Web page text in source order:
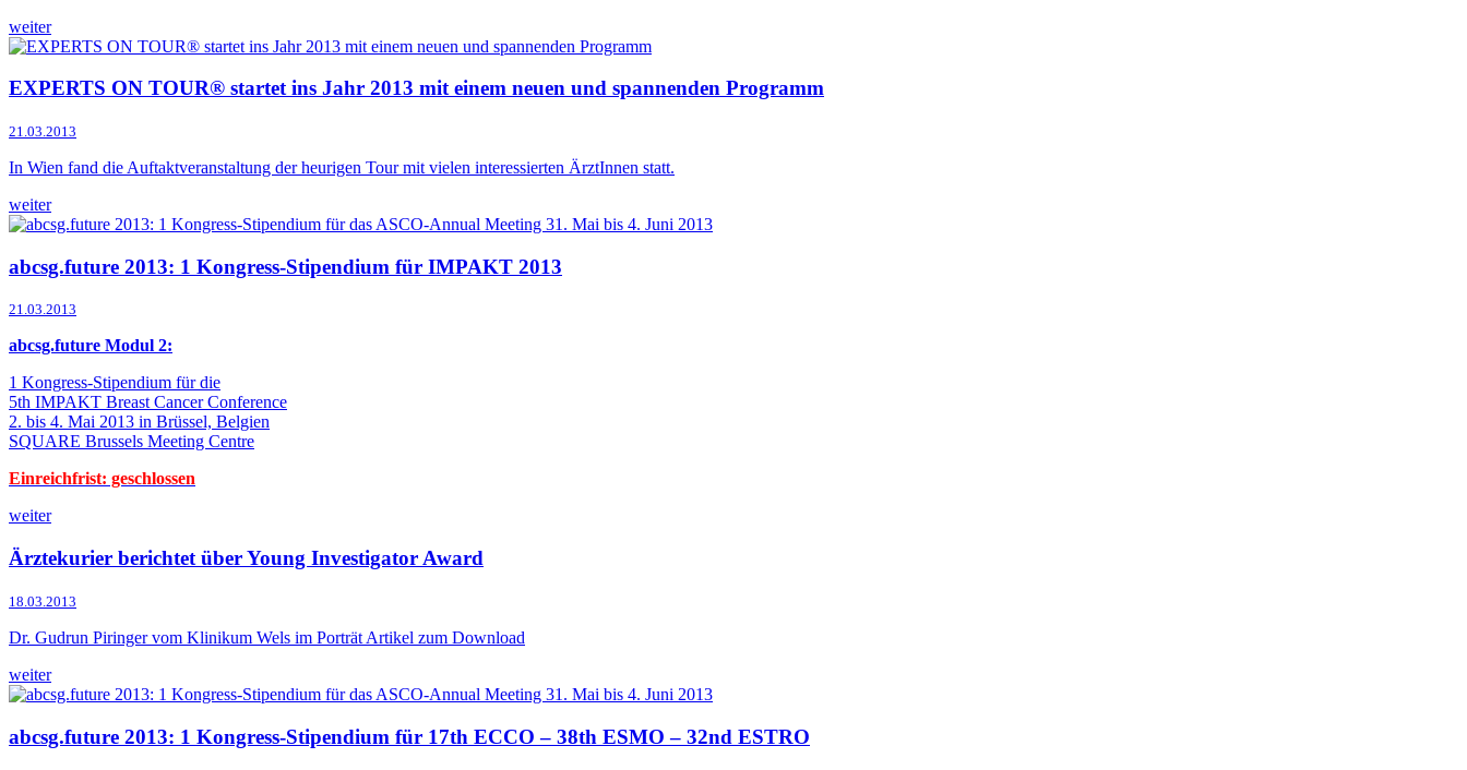
weiter
EXPERTS ON TOUR® startet ins Jahr 2013 mit einem neuen und spannenden Programm
21.03.2013
In Wien fand die Auftaktveranstaltung der heurigen Tour mit vielen interessierten ÄrztInnen statt.
weiter
abcsg.future 2013: 1 Kongress-Stipendium für IMPAKT 2013
21.03.2013
abcsg.future Modul 2:
1 Kongress-Stipendium für die
5th IMPAKT Breast Cancer Conference
2. bis 4. Mai 2013 in Brüssel, Belgien
SQUARE Brussels Meeting Centre
Einreichfrist: geschlossen
weiter
Ärztekurier berichtet über Young Investigator Award
18.03.2013
Dr. Gudrun Piringer vom Klinikum Wels im Porträt Artikel zum Download
weiter
abcsg.future 2013: 1 Kongress-Stipendium für 17th ECCO – 38th ESMO – 32nd ESTRO